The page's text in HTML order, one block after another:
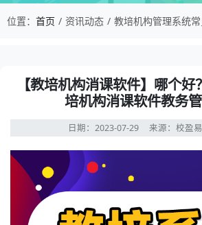
位置： 首页 资讯动态 教培机构管理系统
【教培机构消课软件】哪个
培机构消课软件教务
日期：2023-07-29 来源：校盈